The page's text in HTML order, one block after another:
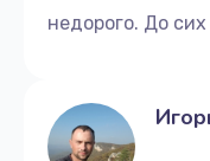
недорого. До